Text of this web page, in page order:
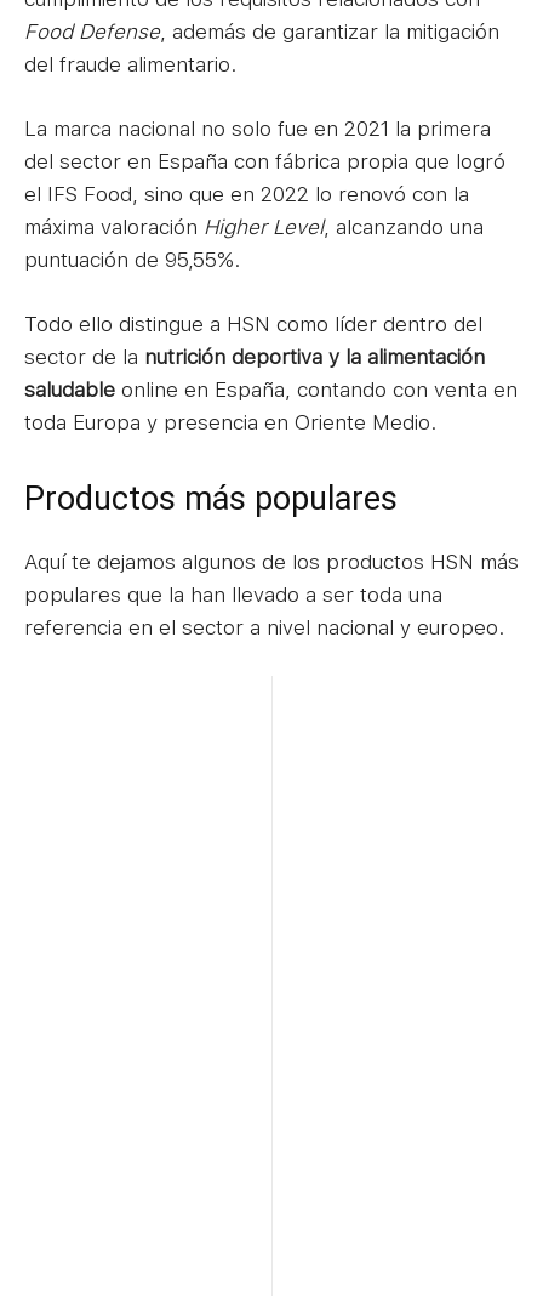
Food Defense, además de garantizar la mitigación
del fraude alimentario.
La marca nacional no solo fue en 2021 la primera
del sector en España con fábrica propia que logró
el IFS Food, sino que en 2022 lo renovó con la
máxima valoración Higher Level, alcanzando una
puntuación de 95,55%.
Todo ello distingue a HSN como líder dentro del
sector de la nutrición deportiva y la alimentación
saludable online en España, contando con venta en
toda Europa y presencia en Oriente Medio.
Productos más populares
Aquí te dejamos algunos de los productos HSN más
populares que la han llevado a ser toda una
referencia en el sector a nivel nacional y europeo.